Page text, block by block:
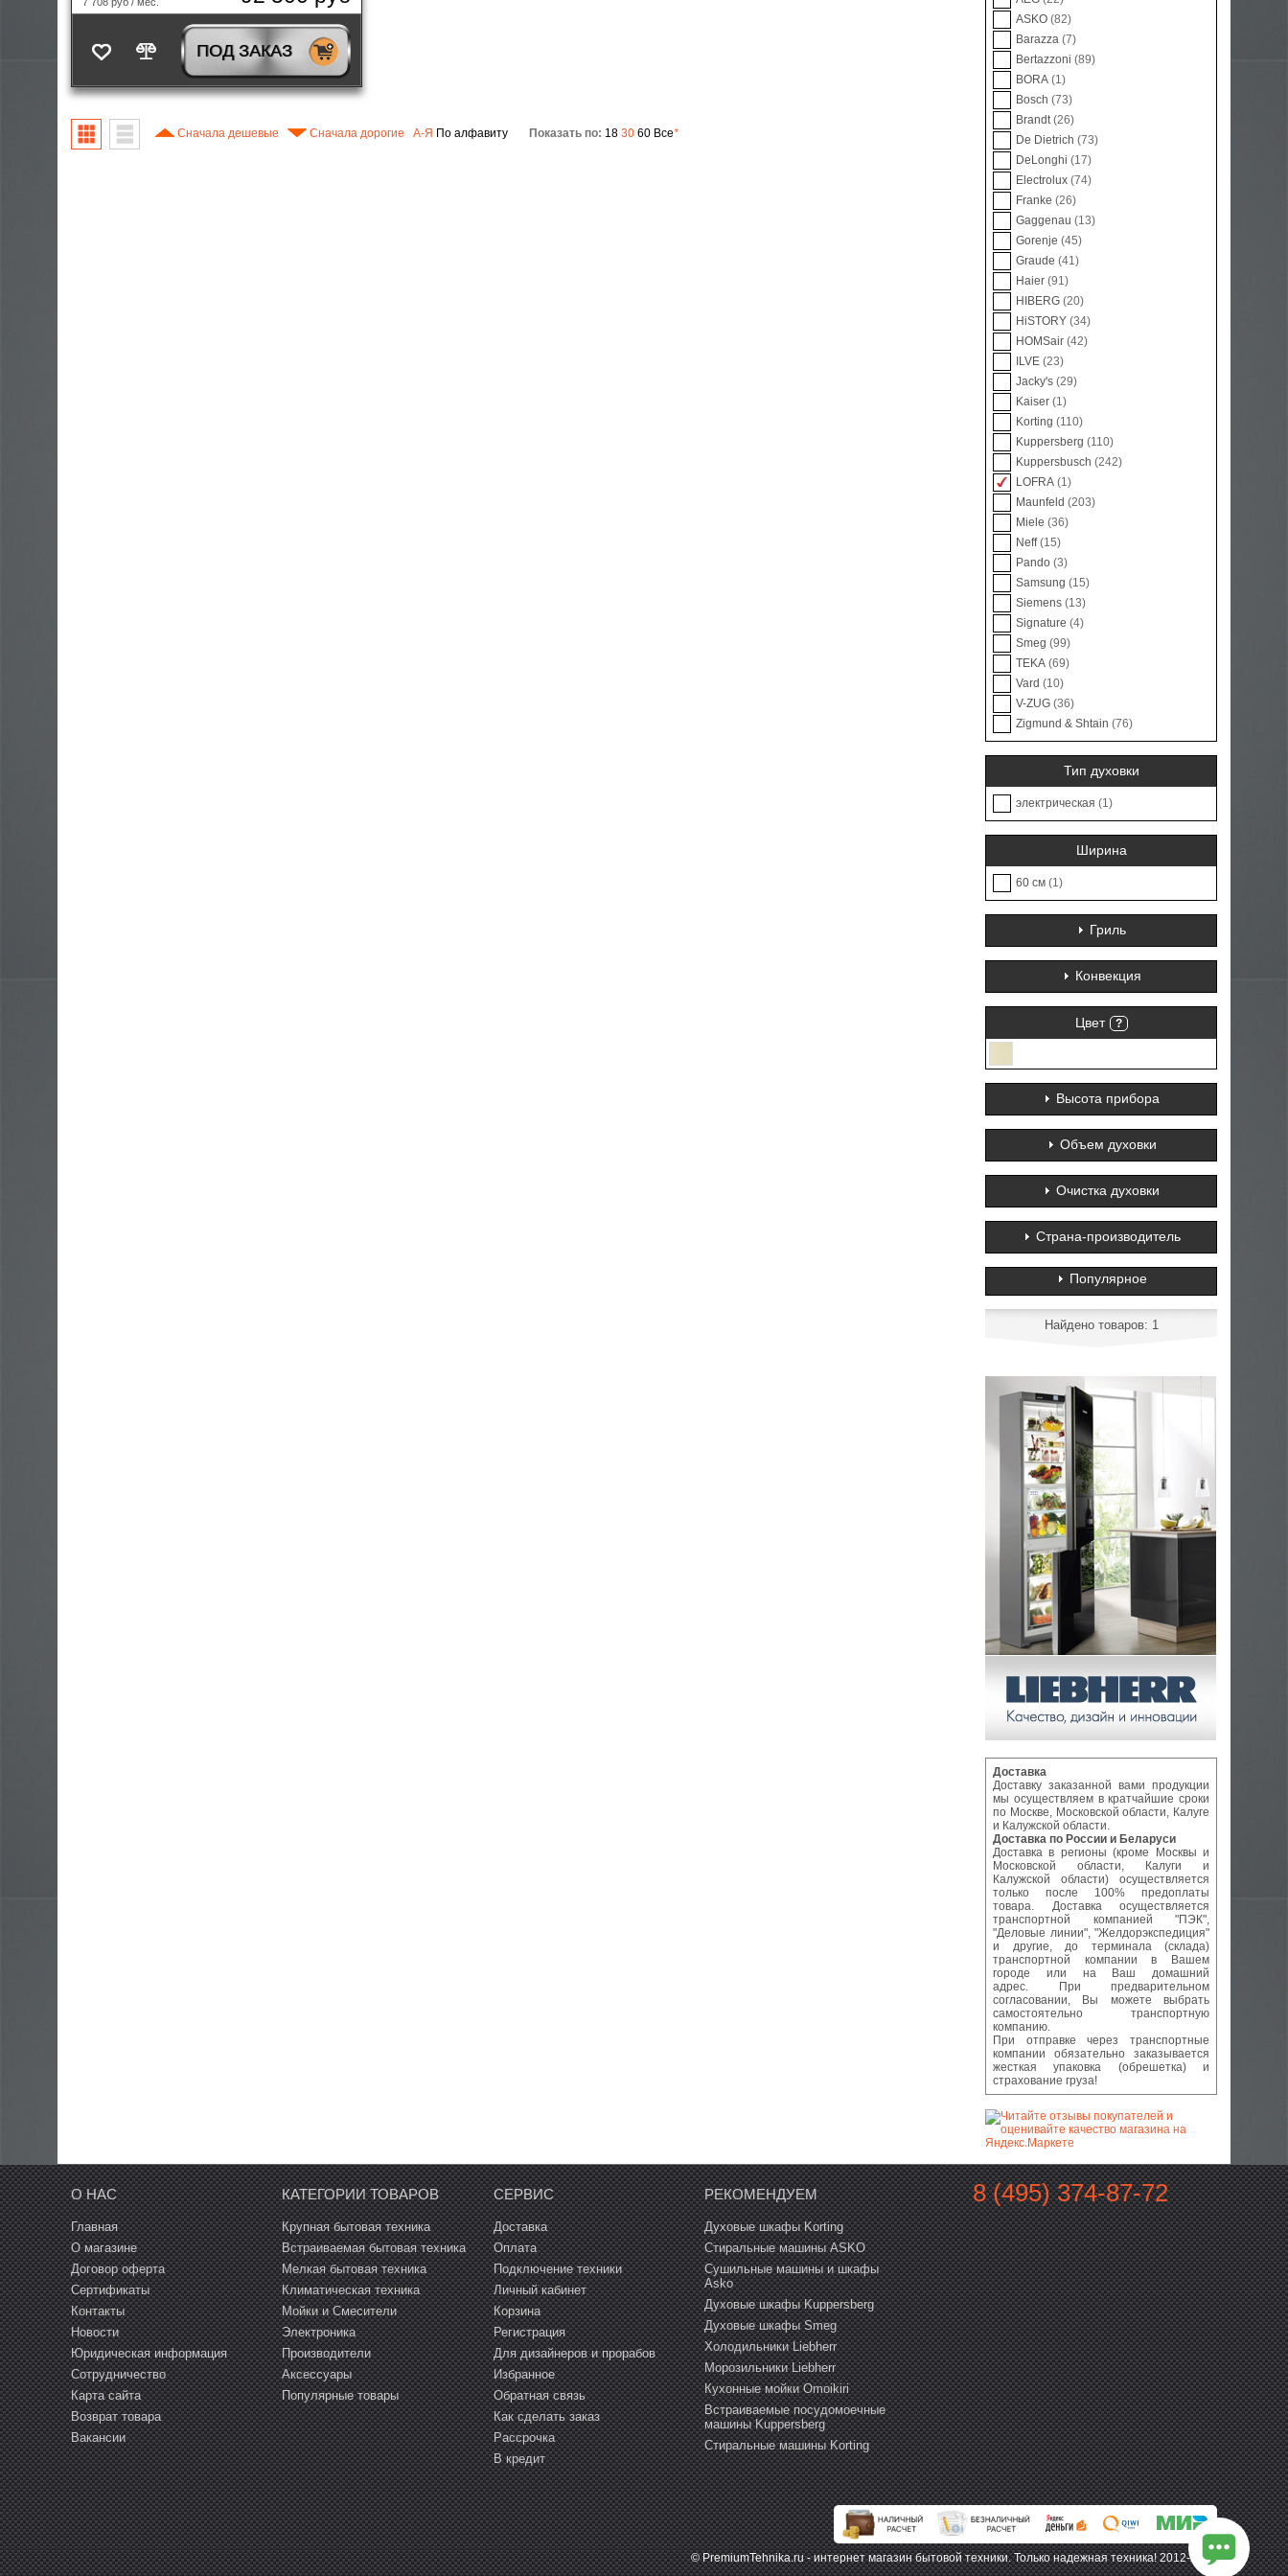
Электроника
ASKO (82)
Barazza (7)
Bertazzoni (89)
BORA (1)
Bosch (73)
Brandt(26)
De Dietrich (73)
DeLonghi (17)
Electrolux (74)
Franke (26)
Gaggenau (13)
Gorenje (45)
Graude (41)
Haier (91)
HIBERG (20)
HiSTORY (34)
HOMSair (42)
ILVE (23)
Jacky's (29)
Kaiser (1)
Korting (110)
Kuppersberg (110)
Kuppersbusch (242)
LOFRA (1)
Maunfeld (203)
Miele (36)
Neff(15)
Pando (3)
Samsung (15)
Siemens (13)
Signature (4)
Smeg (99)
TEKA (69)
Vard (10)
V-ZUG (36)
Zigmund & Shtain (76)
Тип духовки
электрическая (1)
Ширина
60 см (1)
Гриль
Конвекция
Цвет ?
Высота прибора
Объем духовки
Очистка духовки
Страна-производитель
Популярное
Найдено товаров: 1
Доставка
Доставку заказанной вами продукции
мы осуществляем в кратчайшие сроки
по Москве, Московской области, Калуге
и Калужской области.
Доставка по России и Беларуси
Доставка в регионы (кроме Москвы и
Московской области, Калуги и
Калужской области) осуществляется
только после 100% предоплаты
товара. Доставка осуществляется
транспортной компанией "ПЭК",
"Деловые линии", "Желдорэкспедиция"
и другие, до терминала (склада)
транспортной компании в Вашем
городе или на Ваш домашний
адрес. При предварительном
согласовании, Вы можете выбрать
самостоятельно транспортную
компанию.
При отправке через транспортные
компании обязательно заказывается
жесткая упаковка (обрешетка) и
страхование груза!
ПОД ЗАКАЗ
Сначала дешевые Сначала дорогие A-Я По алфавиту Показать по: 18 30 60 Все*
О НАС
Главная
О магазине
Договор оферта
Сертификаты
Контакты
Новости
Юридическая информация
Сотрудничество
Карта сайта
Возврат товара
Вакансии
КАТЕГОРИИ ТОВАРОВ
Крупная бытовая техника
Встраиваемая бытовая техника
Мелкая бытовая техника
Климатическая техника
Мойки и Смесители
Электроника
Производители
Аксессуары
Популярные товары
СЕРВИС
Доставка
Оплата
Подключение техники
Личный кабинет
Корзина
Регистрация
Для дизайнеров и прорабов
Избранное
Обратная связь
Как сделать заказ
Рассрочка
В кредит
РЕКОМЕНДУЕМ
Духовые шкафы Korting
Стиральные машины ASKO
Сушильные машины и шкафы
Asko
Духовые шкафы Kuppersberg
Духовые шкафы Smeg
Холодильники Liebherr
Морозильники Liebherr
Кухонные мойки Omoikiri
Встраиваемые посудомоечные
машины Kuppersberg
Cтиральные машины Korting
8 (495) 374-87-72
© PremiumTehnika.ru - интернет магазин бытовой техники. Только надежная техника! 2012-2025